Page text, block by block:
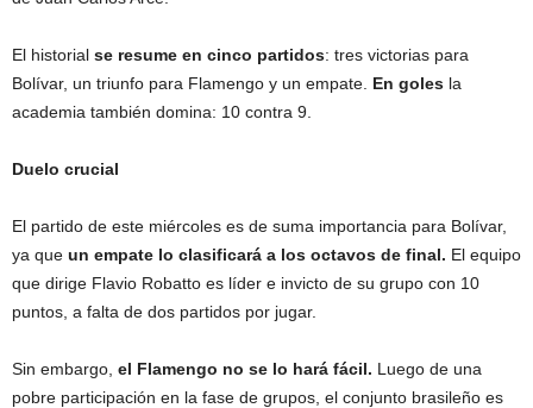
El historial se resume en cinco partidos: tres victorias para
Bolívar, un triunfo para Flamengo y un empate. En goles la
academia también domina: 10 contra 9.
Duelo crucial
El partido de este miércoles es de suma importancia para Bolívar,
ya que un empate lo clasificará a los octavos de final. El equipo
que dirige Flavio Robatto es líder e invicto de su grupo con 10
puntos, a falta de dos partidos por jugar.
Sin embargo, el Flamengo no se lo hará fácil. Luego de una
pobre participación en la fase de grupos, el conjunto brasileño es